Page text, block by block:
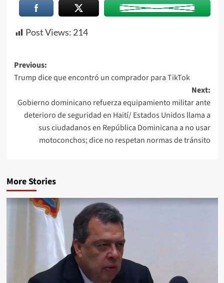
Post Views: 214
Previous:
Trump dice que encontró un comprador para TikTok
Next:
Gobierno dominicano refuerza equipamiento militar ante
deterioro de seguridad en Haití/ Estados Unidos llama a
sus ciudadanos en República Dominicana a no usar
motoconchos; dice no respetan normas de tránsito
More Stories